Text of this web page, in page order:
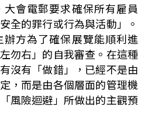
會電郵要求確保所有雇員
全的罪行或行為與活動」。
方為了確保展覽能順利進
勿右」的自我審查。在這種
沒有「做錯」，已經不是由
，而是由各個層面的管理機
風險迴避」所做出的主觀預